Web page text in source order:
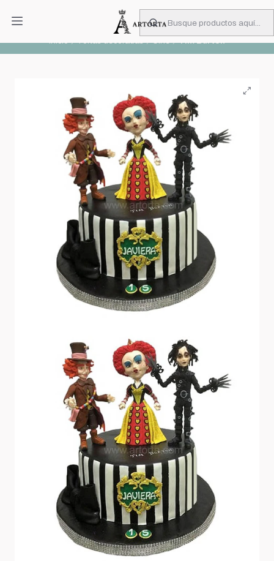
PIDA CON MUCHA ANTICIPACIÓN
Inicio Tortas decoradas Cine Tim Burton